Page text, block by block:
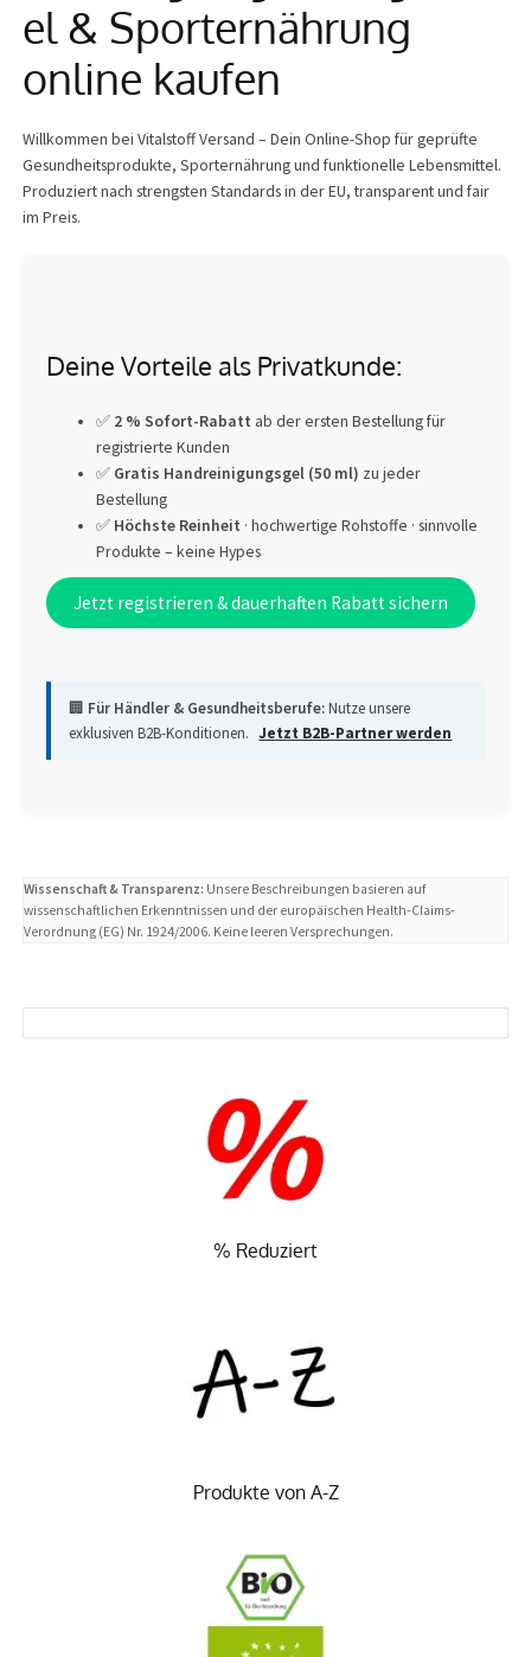
Info
el & Sporternährung
online kaufen
Willkommen bei Vitalstoff Versand – Dein Online-Shop für geprüfte
Gesundheitsprodukte, Sporternährung und funktionelle Lebensmittel.
Produziert nach strengsten Standards in der EU, transparent und fair
im Preis.
Deine Vorteile als Privatkunde:
✅ 2 % Sofort-Rabatt ab der ersten Bestellung für
registrierte Kunden
✅ Gratis Handreinigungsgel (50 ml) zu jeder
Bestellung
✅ Höchste Reinheit · hochwertige Rohstoffe · sinnvolle
Produkte – keine Hypes
Jetzt registrieren & dauerhaften Rabatt sichern
🏢 Für Händler & Gesundheitsberufe:Nutze unsere
exklusiven B2B-Konditionen. Jetzt B2B-Partner werden
Wissenschaft & Transparenz: Unsere Beschreibungen basieren auf
wissenschaftlichen Erkenntnissen und der europäischen Health-Claims-
Verordnung (EG) Nr. 1924/2006. Keine leeren Versprechungen.
% Reduziert
Produkte von A-Z